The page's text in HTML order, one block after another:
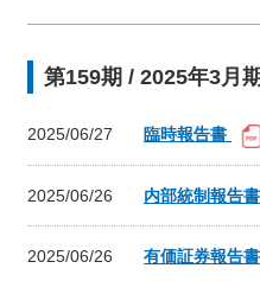
第159期 / 2025年3月期
2025/06/27 臨時報告書
2025/06/26 内部統制報告書
2025/06/26 有価証券報告書